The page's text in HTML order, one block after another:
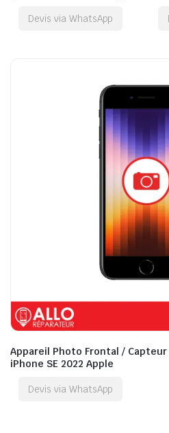
Devis via WhatsApp
Appareil Photo Frontal /
iPhone SE 2022 Apple
Devis via WhatsApp